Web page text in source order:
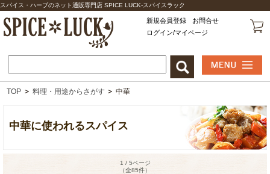
スパイス・ハーブのネット通販専門店 SPICE LUCK-スパイスラック
新規会員登録
お問合せ
ログイン/マイページ
TOP > 料理・用途からさがす > 中華
中華に使われるスパイス
1 / 5ページ
（全85件）